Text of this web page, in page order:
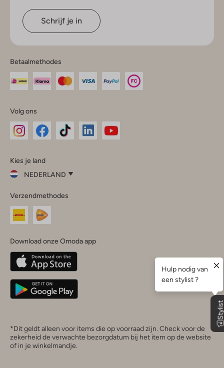
Schrijf je in
Betaalmethodes
Volg ons
InstagramFacebook
Kies je land
NEDERLAND
je
land
Nederland
Belgique(Français)
Deutschland
Verzendmethodes
Download onze Omoda app
*Dit geldt alleen voor items die op voorraad zijn. Check voor de
zekerheid de verwachte bezorgdatum bij het item op de website
of in je winkelmandje.